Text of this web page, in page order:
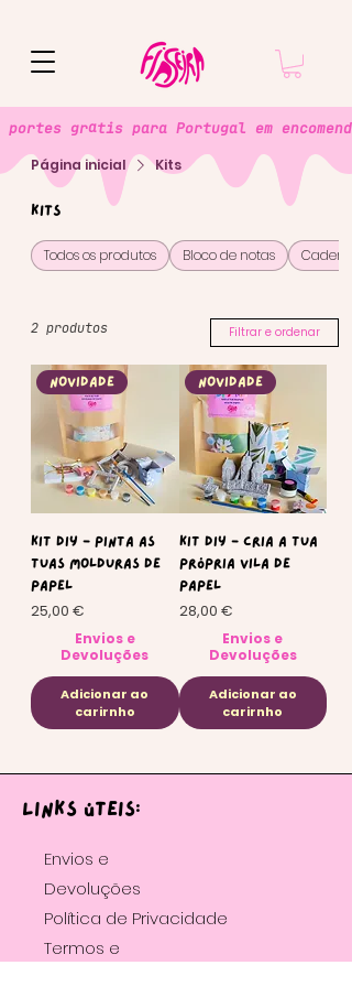
portes grátis para Portugal em
Página inicial Kits
Kits
Todos os produtos Bloco de notas
2 produtos Filtrar e ordenar
Novidade
KIT Diy - Pinta as
tuas molduras de
papel
Preço
25,00 €
Envios e
Devoluções
Adicionar ao
carirnho
Novidade
KIT Diy - Cria a tua
própria vila de
papel
Preço
28,00 €
Envios e
Devoluções
Adicionar ao
carirnho
Links úteis:
Envios e
Devoluções
Política de Privacidade
Termos e